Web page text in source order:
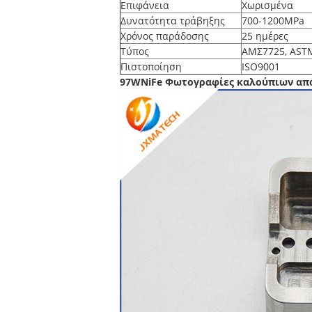
Επιφάνεια
Χωρισμένα
Δυνατότητα τράβηξης
700-1200MPa
Χρόνος παράδοσης
25 ημέρες
Τύπος
ΑΜΣ7725,
Πιστοποίηση
ISO9001
97WNiFe Φωτογραφίες καλούπιων